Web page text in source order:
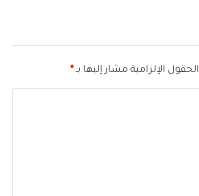
الحقول الإلزامية مشار إليها بـ*